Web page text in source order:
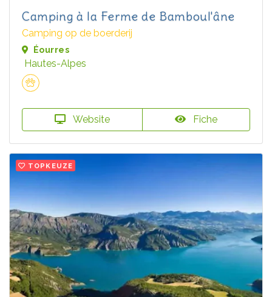
Camping à la Ferme de Bamboul'âne
Camping op de boerderij
Éourres
Hautes-Alpes
Website Fiche
TOPKEUZE